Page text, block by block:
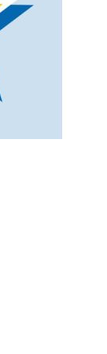
товарооборота с
Hotelstars Union